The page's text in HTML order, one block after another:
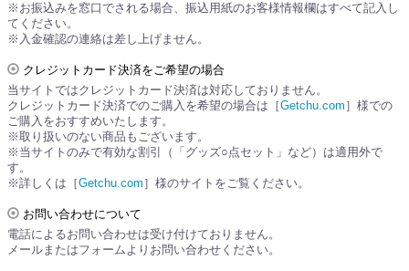
※お振込みを窓口でされる場合、振込用紙のお客様情報欄はすべて記入し
てください。
※入金確認の連絡は差し上げません。
クレジットカード決済をご希望の場合
当サイトではクレジットカード決済は対応しておりません。
クレジットカード決済でのご購入を希望の場合は［Getchu.com ］様での
ご購入をおすすめいたします。
※取り扱いのない商品もございます。
※当サイトのみで有効な割引（「グッズ○点セット」など）は適用外で
す。
※詳しくは［Getchu.com ］様のサイトをご覧ください。
お問い合わせについて
電話によるお問い合わせは受け付けておりません。
メールまたはフォームよりお問い合わせください。